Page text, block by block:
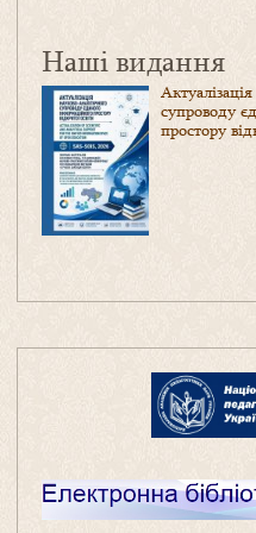
Наші видання
супроводу
простору